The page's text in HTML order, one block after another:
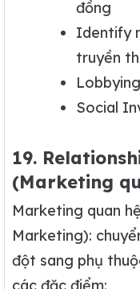
đồng
Identify
truyền
Social
19.
(Marketing
Marketing quan
Marketing):
đột sang phụ
các đặc điểm: